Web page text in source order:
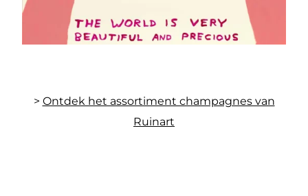
> Ontdek het assortiment champagnes van
Ruinart